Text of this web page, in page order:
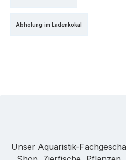
Abholung im Ladenkokal
Unser Aquaristik-